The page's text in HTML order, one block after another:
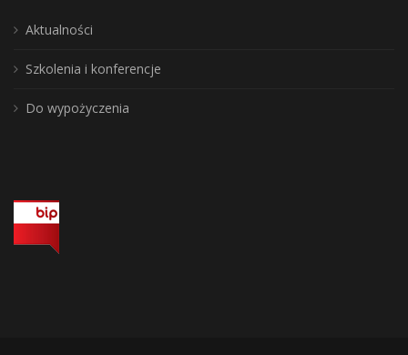
Aktualności
Szkolenia i konferencje
Do wypożyczenia